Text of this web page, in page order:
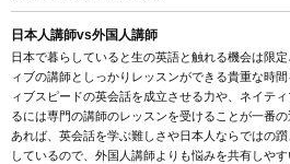
日本人講師vs外国人講師
日本で暮らしていると生の英語と触れる機会は限
ィブの講師としっかりレッスンができる貴重な時
ィブスピードの英会話を成立させる力や、ネイテ
るには専門の講師のレッスンを受けることが一番
あれば、英会話を学ぶ難しさや日本人ならではの
しているので、外国人講師よりも悩みを共有しや